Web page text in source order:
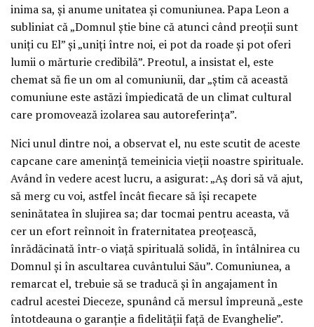
inima sa, și anume unitatea și comuniunea. Papa Leon a
subliniat că „Domnul știe bine că atunci când preoții sunt
uniți cu El” și „uniți între noi, ei pot da roade și pot oferi
lumii o mărturie credibilă”. Preotul, a insistat el, este
chemat să fie un om al comuniunii, dar „știm că această
comuniune este astăzi împiedicată de un climat cultural
care promovează izolarea sau autoreferința”.
Nici unul dintre noi, a observat el, nu este scutit de aceste
capcane care amenință temeinicia vieții noastre spirituale.
Având în vedere acest lucru, a asigurat: „Aș dori să vă ajut,
să merg cu voi, astfel încât fiecare să își recapete
seninătatea în slujirea sa; dar tocmai pentru aceasta, vă
cer un efort reînnoit în fraternitatea preoțească,
înrădăcinată într-o viață spirituală solidă, în întâlnirea cu
Domnul și în ascultarea cuvântului Său”. Comuniunea, a
remarcat el, trebuie să se traducă și în angajament în
cadrul acestei Dieceze, spunând că mersul împreună „este
întotdeauna o garanție a fidelității față de Evanghelie”.